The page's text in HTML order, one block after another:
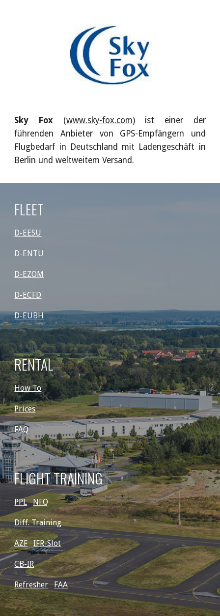
Sky Fox (www.sky-fox.com) ist einer der
führenden Anbieter von GPS-Empfängern und
Flugbedarf in Deutschland mit Ladengeschäft in
Berlin und weltweitem Versand.
FLEET
D-EESU
D-ENTU
D-EZOM
D-ECFD
D-EUBH
RENTAL
How To
Prices
FAQ
FLIGHT TRAINING
PPL NFQ
Diff. Training
AZF IFR-Slot
CB-IR
Refresher FAA